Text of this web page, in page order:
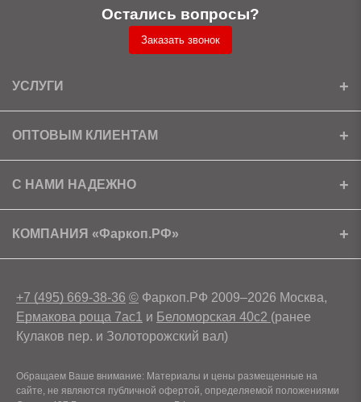
Остались вопросы?
Заказать звонок
УСЛУГИ
Установка
Доставка
ОПТОВЫМ КЛИЕНТАМ
Ищем партнеров
Скачать прайс
С НАМИ НАДЕЖНО
Сертификаты
Условия возврата
КОМПАНИЯ «Фаркоп.РФ»
+7 (495) 669-38-36 © Фаркоп.РФ 2009–2026 Москва,
Ермакова роща 7ас1 и Беломорская 40с2 (ранее
Кулаков пер. и Золоторожский вал)
Обращаем Ваше внимание: Материалы и цены размещенные на
сайте, не являются публичной офертой, определяемой положениями